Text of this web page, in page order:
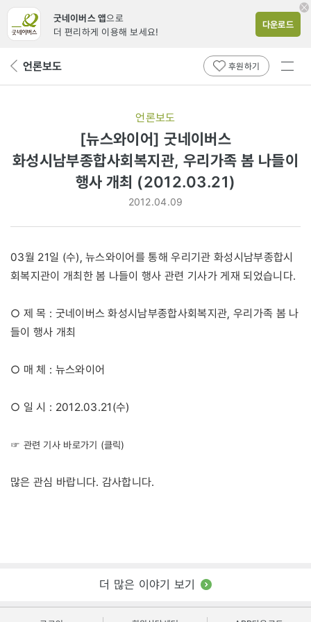
굿네이버스 앱으로
더 편리하게 이용해 보세요!
다운로드
뒤 언론보도 후원하기
전체
언론보도
[뉴스와이어] 굿네이버스
화성시남부종합사회복지관, 우리가족 봄 나들이
행사 개최 (2012.03.21)
2012.04.09
03월 21일 (수), 뉴스와이어를 통해 우리기관 화성시남부종합시
회복지관이 개최한 봄 나들이 행사 관련 기사가 게재 되었습니다.
○ 제 목 : 굿네이버스 화성시남부종합사회복지관, 우리가족 봄 나
들이 행사 개최
○ 매 체 : 뉴스와이어
○ 일 시 : 2012.03.21(수)
☞ 관련 기사 바로가기 (클릭)
많은 관심 바랍니다. 감사합니다.
더 많은 이야기 보기